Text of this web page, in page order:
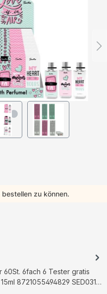
bestellen zu können.
60St. 6fach 6 Tester gratis
8721055494829 SED031…